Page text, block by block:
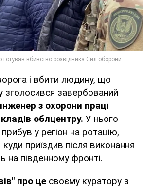
і вбити людину, що
зголосився завербований
з охорони праці
облцентру. У нього
у регіон на ротацію,
куди приїздив після виконання
на південному фронті.
про це своєму куратору з